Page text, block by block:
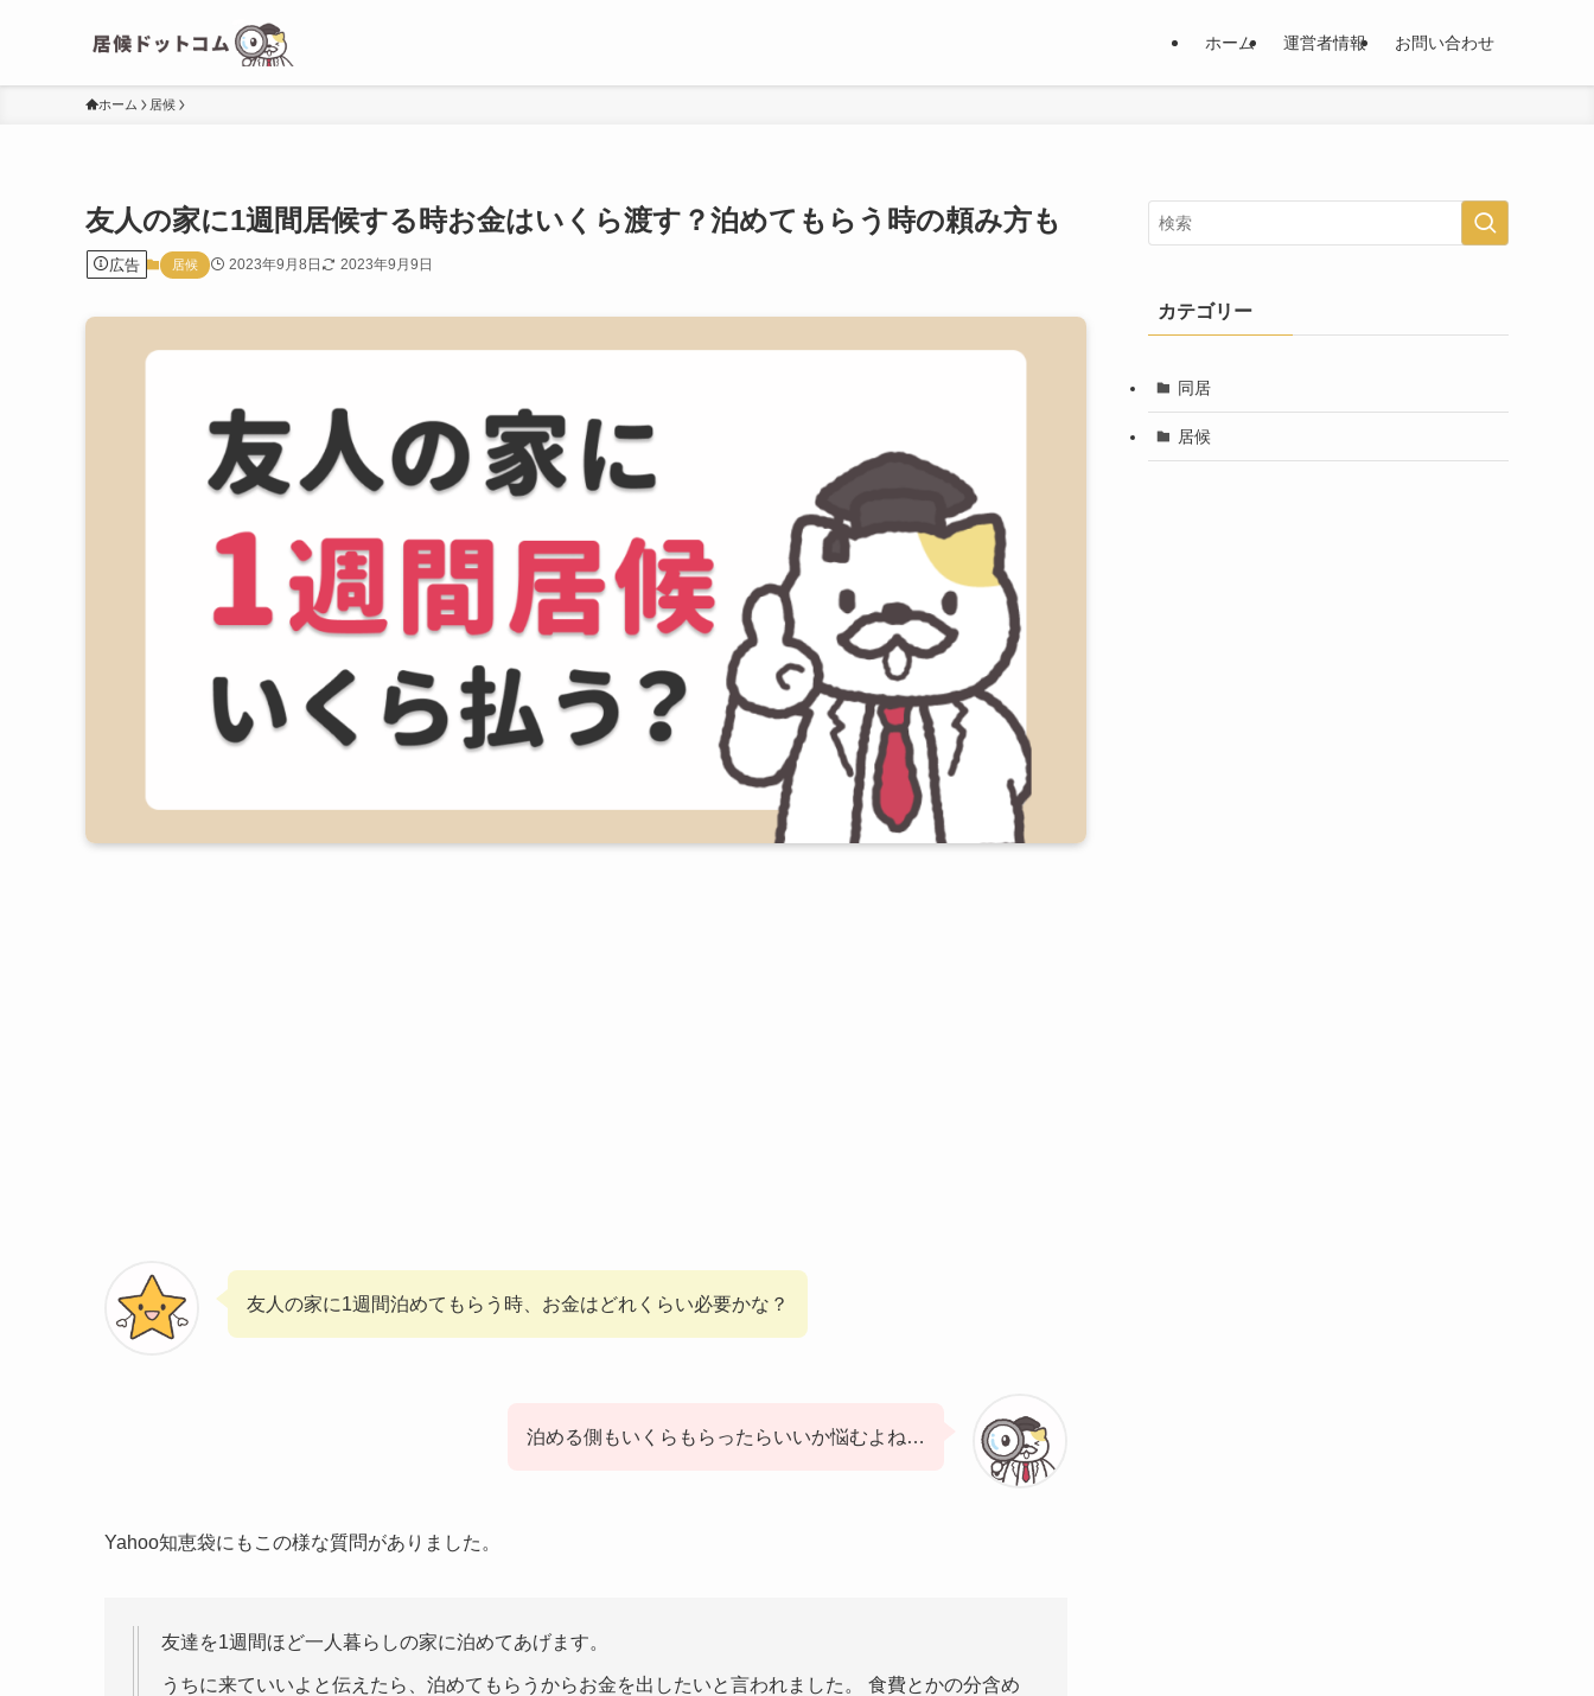
ホーム 運営者情報 お問い合わせ
ホーム 居候
友人の家に1週間居候する時お金はいくら渡す？泊めてもらう時の頼み方も
広告 居候 2023年9月8日 2023年9月9日
友人の家に1週間泊めてもらう時、お金はどれくらい必要かな？
泊める側もいくらもらったらいいか悩むよね…
Yahoo知恵袋にもこの様な質問がありました。
友達を1週間ほど一人暮らしの家に泊めてあげます。
うちに来ていいよと伝えたら、泊めてもらうからお金を出したいと言われました。 食費とかの分含め
カテゴリー
同居
居候